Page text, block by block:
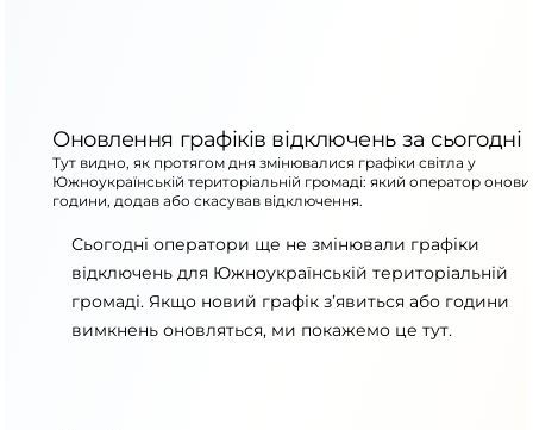
Оновлення графіків відключень за сьогодні
Тут видно, як протягом дня змінювалися графіки світла у
Южноукраїнській територіальній громаді: який оператор
години, додав або скасував відключення.
Сьогодні оператори ще не змінювали графіки
відключень для Южноукраїнській територіальній
громаді. Якщо новий графік з’явиться або години
вимкнень оновляться, ми покажемо це тут.